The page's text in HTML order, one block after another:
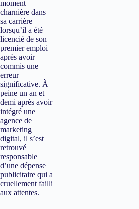
moment
charnière dans
sa carrière
lorsqu’il a été
licencié de son
premier emploi
après avoir
commis une
erreur
significative. À
peine un an et
demi après avoir
intégré une
agence de
marketing
digital, il s’est
retrouvé
responsable
d’une dépense
publicitaire qui a
cruellement failli
aux attentes.